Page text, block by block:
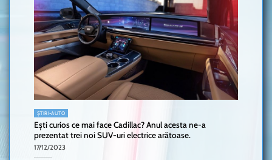
ȘTIRI-AUTO
Ești curios ce mai face Cadillac? Anul acesta ne-a
prezentat trei noi SUV-uri electrice arătoase.
17/12/2023